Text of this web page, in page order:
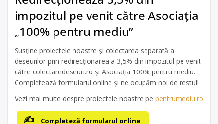
impozitul pe venit către Asociația
„100% pentru mediu”
Susține proiectele noastre și colectarea separată a
deșeurilor prin redirecționarea a 3,5% din impozitul pe venit
către colectaredeseuri.ro și Asociația 100% pentru mediu.
Completează formularul online și ne ocupăm noi de restul!
Vezi mai multe despre proiectele noastre pe pentrumediu.ro
Completeză formularul online